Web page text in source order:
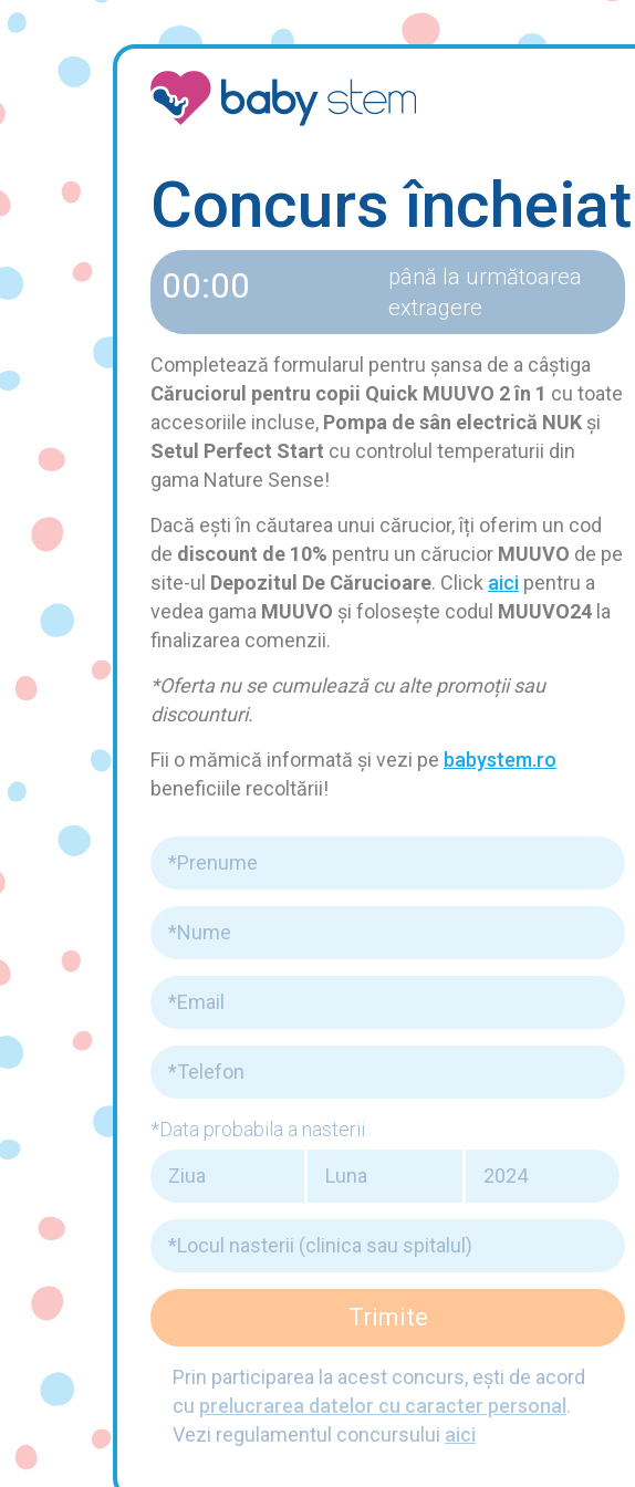
Concurs încheiat
00:00
până la următoarea
extragere
Completează formularul pentru șansa de a câștiga
Căruciorul pentru copii Quick MUUVO 2 în 1 cu toate
accesoriile incluse, Pompa de sân electrică NUK și
Setul Perfect Start cu controlul temperaturii din
gama Nature Sense!
Dacă ești în căutarea unui cărucior, îți oferim un cod
de discount de 10% pentru un cărucior MUUVO de pe
site-ul Depozitul De Cărucioare. Click aici pentru a
vedea gama MUUVO și folosește codul MUUVO24 la
finalizarea comenzii.
*Oferta nu se cumulează cu alte promoții sau
discounturi.
Fii o mămică informată și vezi pe babystem.ro
beneficiile recoltării!
*Data probabila a nasterii
Prin participarea la acest concurs, eşti de acord
cu prelucrarea datelor cu caracter personal .
Vezi regulamentul concursului aici